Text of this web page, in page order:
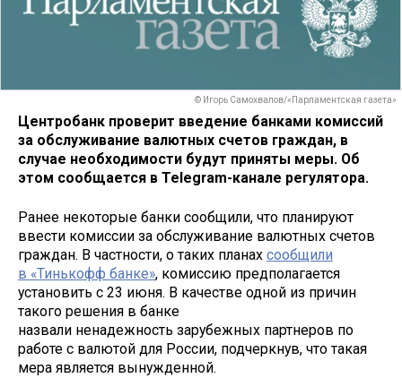
© Игорь Самохвалов/«Парламентская газета»
Центробанк проверит введение банками комиссий
за обслуживание валютных счетов граждан, в
случае необходимости будут приняты меры. Об
этом сообщается в Telegram-канале регулятора.
Ранее некоторые банки сообщили, что планируют
ввести комиссии за обслуживание валютных счетов
граждан. В частности, о таких планах сообщили
в «Тинькофф банке», комиссию предполагается
установить с 23 июня. В качестве одной из причин
такого решения в банке
назвали ненадежность зарубежных партнеров по
работе с валютой для России, подчеркнув, что такая
мера является вынужденной.